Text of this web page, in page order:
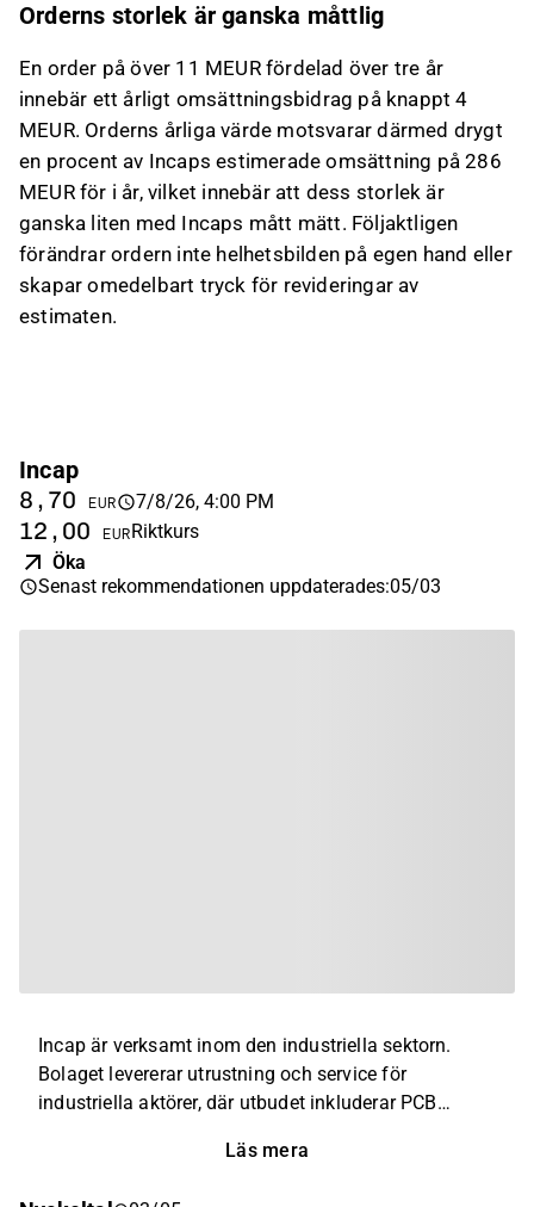
Orderns storlek är ganska måttlig
En order på över 11 MEUR fördelad över tre år
innebär ett årligt omsättningsbidrag på knappt 4
MEUR. Orderns årliga värde motsvarar därmed drygt
en procent av Incaps estimerade omsättning på 286
MEUR för i år, vilket innebär att dess storlek är
ganska liten med Incaps mått mätt. Följaktligen
förändrar ordern inte helhetsbilden på egen hand eller
skapar omedelbart tryck för revideringar av
estimaten.
Incap
8,70 EUR 7/8/26, 4:00 PM
12,00 EURRiktkurs
Öka
Senast rekommendationen uppdaterades:05/03
Incap är verksamt inom den industriella sektorn.
Bolaget levererar utrustning och service för
industriella aktörer, där utbudet inkluderar PCB
boxbyggnadsintegration, designvalidering, samt
Läs mera